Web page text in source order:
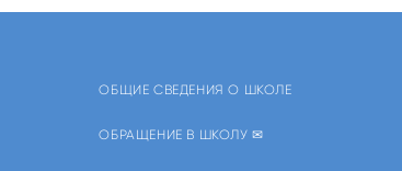
ОБЩИЕ СВЕДЕНИЯ О ШКОЛЕ
ОБРАЩЕНИЕ В ШКОЛУ ✉